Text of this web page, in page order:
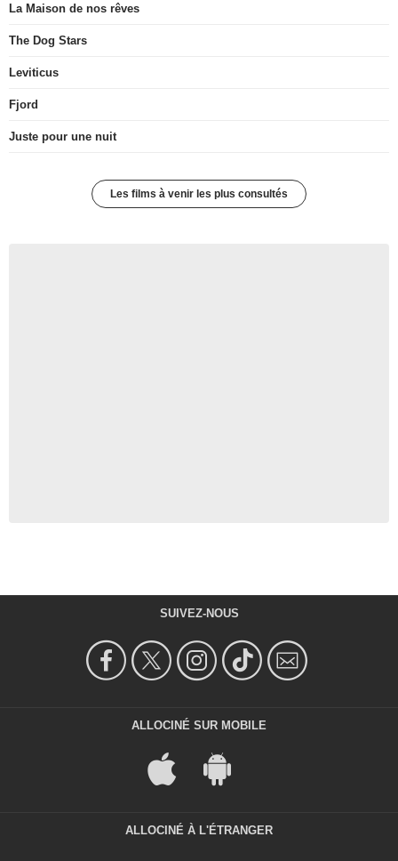
La Maison de nos rêves
The Dog Stars
Leviticus
Fjord
Juste pour une nuit
Les films à venir les plus consultés
SUIVEZ-NOUS
ALLOCINÉ SUR MOBILE
ALLOCINÉ À L'ÉTRANGER